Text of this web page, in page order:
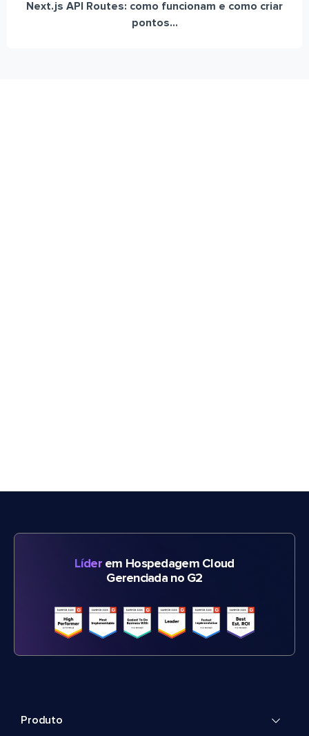
Next.js API Routes: como funcionam e como criar
pontos...
Líderem Hospedagem Cloud
Gerenciada no G2
Produto